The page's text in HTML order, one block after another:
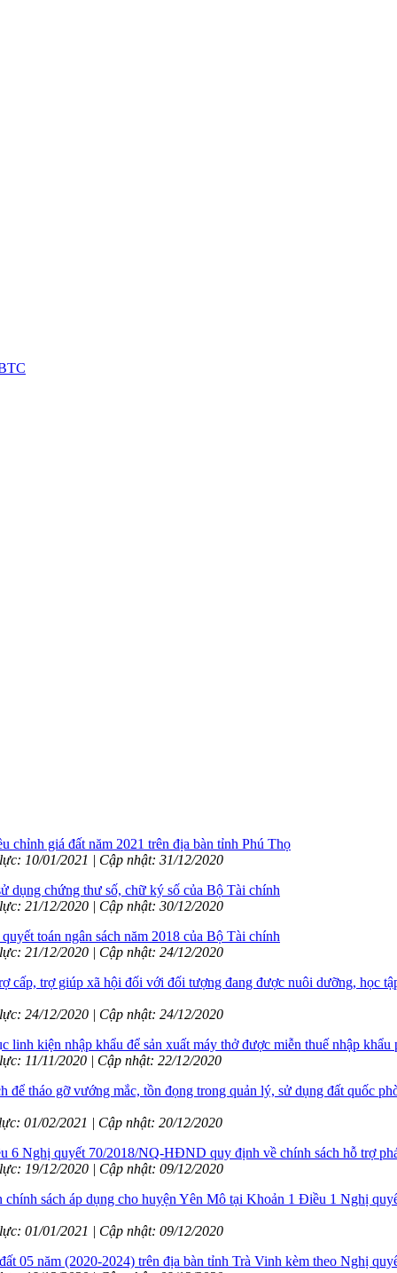
giá đất năm 2021 trên địa bàn tỉnh Phú Thọ
10/01/2021 | Cập nhật: 31/12/2020
dụng chứng thư số, chữ ký số của Bộ Tài chính
21/12/2020 | Cập nhật: 30/12/2020
toán ngân sách năm 2018 của Bộ Tài chính
21/12/2020 | Cập nhật: 24/12/2020
trợ giúp xã hội đối với đối tượng đang được nuôi dưỡng, học
24/12/2020 | Cập nhật: 24/12/2020
kiện nhập khẩu để sản xuất máy thở được miễn thuế nhập
11/11/2020 | Cập nhật: 22/12/2020
tháo gỡ vướng mắc, tồn đọng trong quản lý, sử dụng đất quốc
01/02/2021 | Cập nhật: 20/12/2020
Nghị quyết 70/2018/NQ-HĐND quy định về chính sách hỗ trợ
19/12/2020 | Cập nhật: 09/12/2020
sách áp dụng cho huyện Yên Mô tại Khoản 1 Điều 1 Nghị
01/01/2021 | Cập nhật: 09/12/2020
05 năm (2020-2024) trên địa bàn tỉnh Trà Vinh kèm theo Nghị